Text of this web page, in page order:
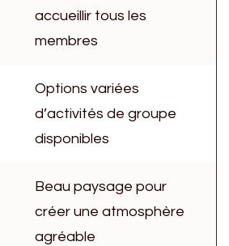
accueillir tous les
membres
Options variées
d’activités de groupe
disponibles
Beau paysage pour
créer une atmosphère
agréable